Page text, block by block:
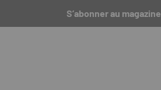
S’abonner au magazine